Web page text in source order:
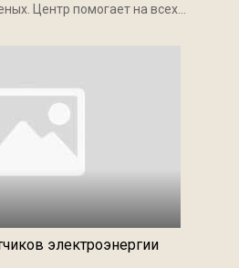
Центр помогает на всех...
электроэнергии